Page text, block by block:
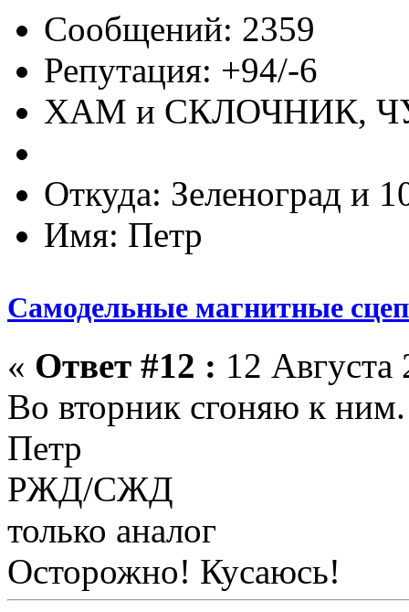
Сообщений: 2359
Репутация: +94/-6
ХАМ и СКЛОЧНИК,
Откуда: Зеленоград и
Имя: Петр
Самодельные магнитные
« Ответ #12 : 12
Во вторник сгоняю к ним.
Петр
РЖД/СЖД
только аналог
Осторожно! Кусаюсь!